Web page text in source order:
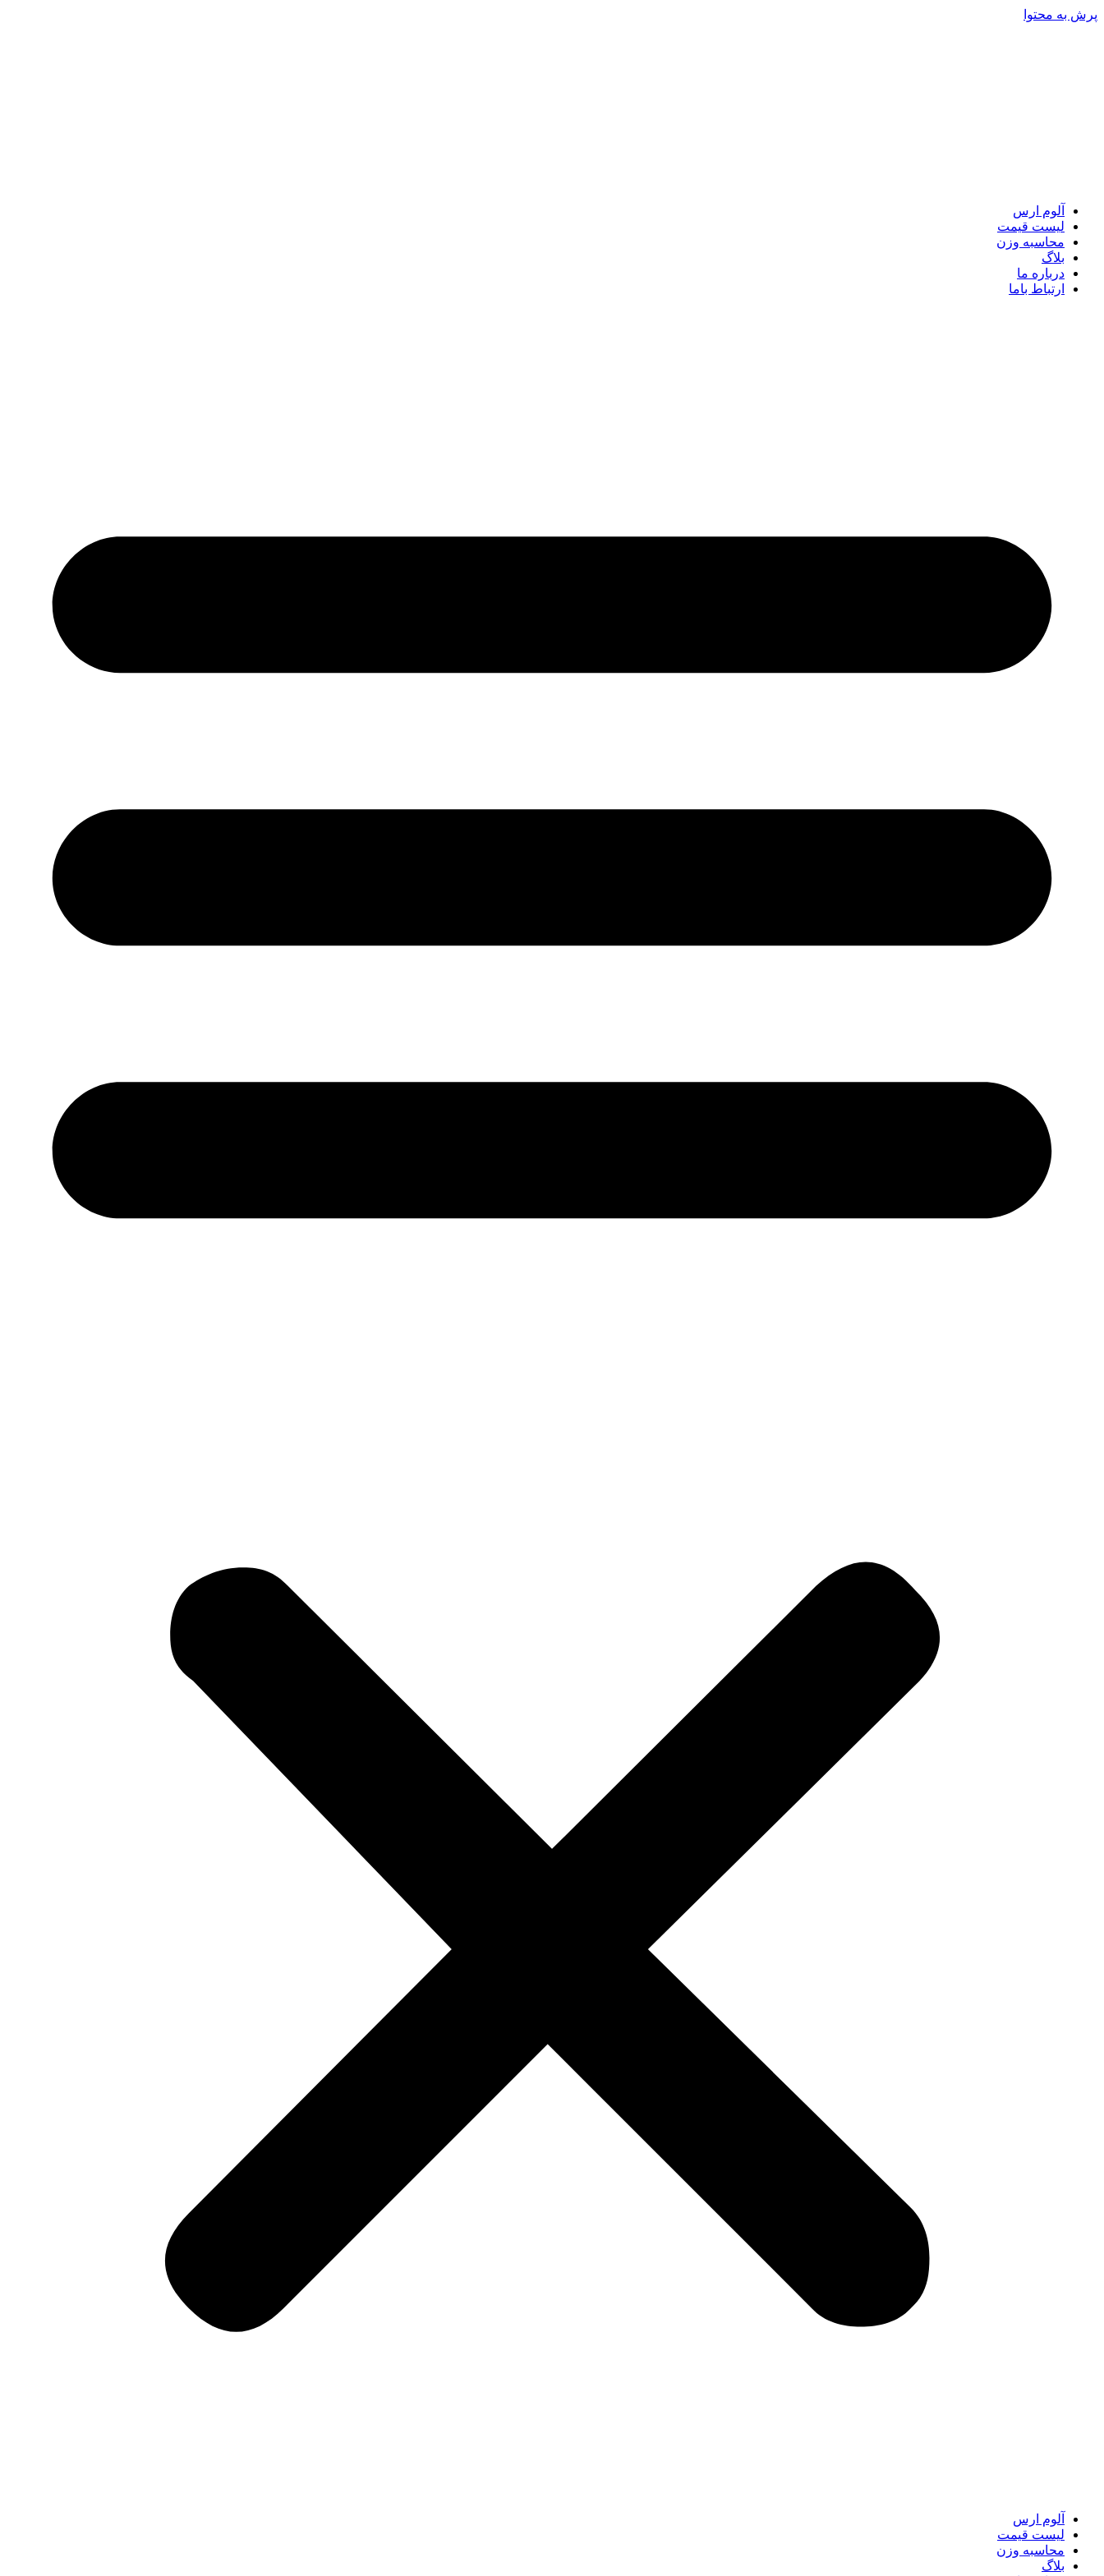
پرش به محتوا
آلوم ارس
لیست قیمت
محاسبه وزن
بلاگ
درباره ما
ارتباط باما
آلوم ارس
لیست قیمت
محاسبه وزن
بلاگ